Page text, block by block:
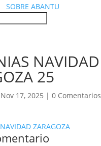
SOBRE ABANTU
NAVIDAD
25
Nov 17, 2025 | 0 Comentarios